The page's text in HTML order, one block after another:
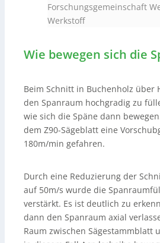
Forschungsgemeinschaft
Werkstoff
Wie bewegen sich die
Beim Schnitt in Buchenholz über
den Spanraum hochgradig zu
wie sich die Späne dann
dem Z90-Sägeblatt eine
180m/min gefahren.
Durch eine Reduzierung der
auf 50m/s wurde die
verstärkt. Es ist deutlich zu
dann den Spanraum axial
Raum zwischen Sägestammblatt